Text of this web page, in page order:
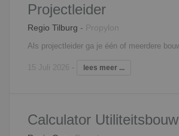
Projectleider
Regio Tilburg - Propylon
15 Juli 2026 - lees meer ...
Calculator Utiliteitsbouw